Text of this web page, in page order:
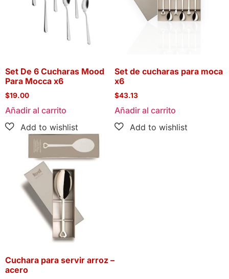
Set De 6 Cucharas Mood
Para Mocca x6
$19.00
Añadir al carrito
Set de cucharas para moca
x6
$43.13
Añadir al carrito
Cuchara para servir arroz –
acero